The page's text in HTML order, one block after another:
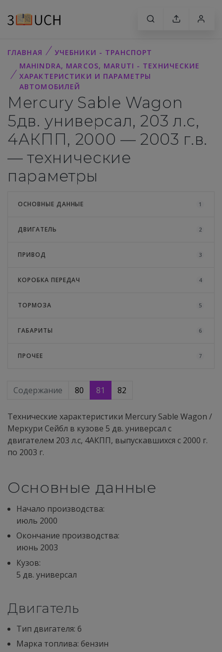
ГЛАВНАЯ
УЧЕБНИКИ - ТРАНСПОРТ
MAHINDRA, MARCOS, MARUTI - ТЕХНИЧЕСКИЕ
ХАРАКТЕРИСТИКИ И ПАРАМЕТРЫ
АВТОМОБИЛЕЙ
Mercury Sable Wagon
5дв. универсал, 203 л.с,
4АКПП, 2000 — 2003 г.в.
— технические
параметры
ОСНОВНЫЕ ДАННЫЕ 1
ДВИГАТЕЛЬ 2
ПРИВОД 3
КОРОБКА ПЕРЕДАЧ 4
ТОРМОЗА 5
ГАБАРИТЫ 6
ПРОЧЕЕ 7
Содержание 80 81 82
Технические характеристики Mercury Sable Wagon /
Меркури Сейбл в кузове 5 дв. универсал с
двигателем 203 л.с, 4АКПП, выпускавшихся c 2000 г.
по 2003 г.
Основные данные
Начало производства:
июль 2000
Окончание производства:
июнь 2003
Кузов:
5 дв. универсал
Двигатель
Тип двигателя: 6
Марка топлива: бензин